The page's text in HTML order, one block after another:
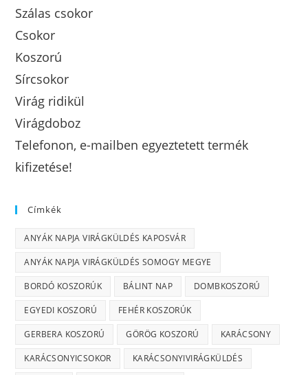
Szálas csokor
Csokor
Koszorú
Sírcsokor
Virág ridikül
Virágdoboz
Telefonon, e-mailben egyeztetett termék
kifizetése!
Címkék
ANYÁK NAPJA VIRÁGKÜLDÉS KAPOSVÁR
ANYÁK NAPJA VIRÁGKÜLDÉS SOMOGY MEGYE
BORDÓ KOSZORÚK BÁLINT NAP DOMBKOSZORÚ
EGYEDI KOSZORÚ FEHÉR KOSZORÚK
GERBERA KOSZORÚ GÖRÖG KOSZORÚ KARÁCSONY
KARÁCSONYICSOKOR KARÁCSONYIVIRÁGKÜLDÉS